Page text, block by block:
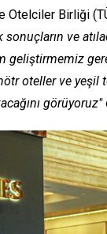
Otelciler Birliği
ve
geliştirmemiz
oteller ve
görüyoruz"